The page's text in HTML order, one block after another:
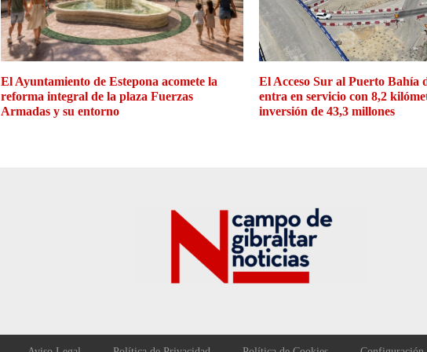
El Ayuntamiento de Estepona acomete la
reforma integral de la plaza Fuerzas
Armadas y su entorno
El Acceso Sur al Puerto Bahía
entra en servicio con 8,2
inversión de 43,3 millones